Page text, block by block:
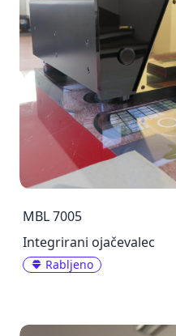
MBL 7005
Integrirani ojačevalec
Rabljeno